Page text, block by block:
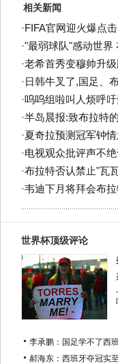
相关新闻
·FIFA官网迎火爆点
·"最弱球队"感动世界
·老希首秀变穆帅升
· 日韩牛叉了,国足、
·呜呜组啦叫人烦呼
·半岛晨报:致布拉特
·夏奇拉预测冠军钟
·电视观众批评声不
·布拉特否认禁止"瓦
·韦迪下月将拜会布
世界杯顶级评论
李承鹏：国足学不了西
郝海东：西班牙夺冠实